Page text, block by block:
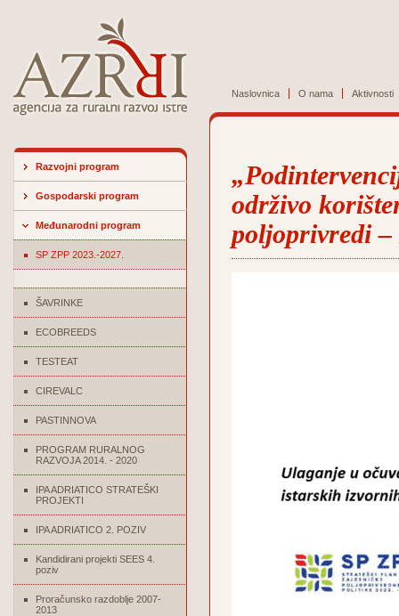
Naslovnica O nama Aktivnosti
Razvojni program
Gospodarski program
Međunarodni program
SP ZPP 2023.-2027.
ŠAVRINKE
ECOBREEDS
TESTEAT
CIREVALC
PASTINNOVA
PROGRAM RURALNOG
RAZVOJA 2014. - 2020
IPA ADRIATICO STRATEŠKI
PROJEKTI
IPA ADRIATICO 2. POZIV
Kandidirani projekti SEES 4.
poziv
Proračunsko razdoblje 2007-
2013
održivo
poljoprivredi –